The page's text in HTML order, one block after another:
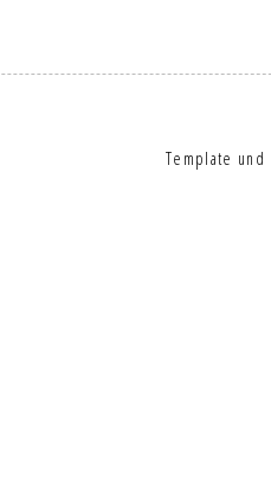
Template